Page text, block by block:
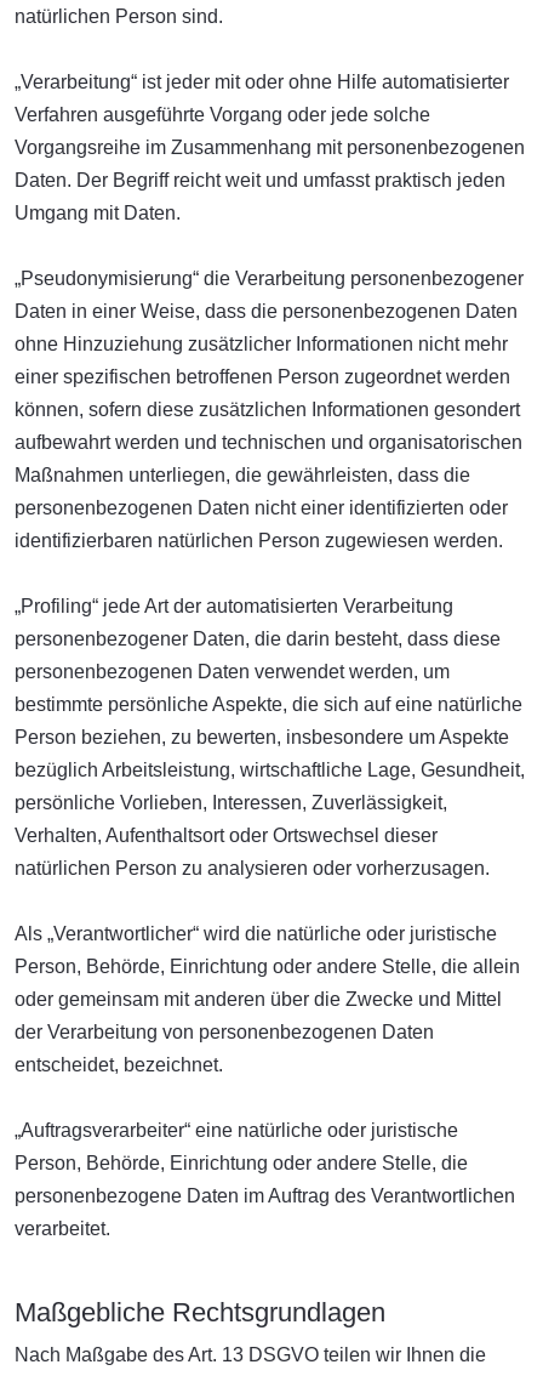
natürlichen Person sind.
„Verarbeitung“ ist jeder mit oder ohne Hilfe automatisierter
Verfahren ausgeführte Vorgang oder jede solche
Vorgangsreihe im Zusammenhang mit personenbezogenen
Daten. Der Begriff reicht weit und umfasst praktisch jeden
Umgang mit Daten.
„Pseudonymisierung“ die Verarbeitung personenbezogener
Daten in einer Weise, dass die personenbezogenen Daten
ohne Hinzuziehung zusätzlicher Informationen nicht mehr
einer spezifischen betroffenen Person zugeordnet werden
können, sofern diese zusätzlichen Informationen gesondert
aufbewahrt werden und technischen und organisatorischen
Maßnahmen unterliegen, die gewährleisten, dass die
personenbezogenen Daten nicht einer identifizierten oder
identifizierbaren natürlichen Person zugewiesen werden.
„Profiling“ jede Art der automatisierten Verarbeitung
personenbezogener Daten, die darin besteht, dass diese
personenbezogenen Daten verwendet werden, um
bestimmte persönliche Aspekte, die sich auf eine natürliche
Person beziehen, zu bewerten, insbesondere um Aspekte
bezüglich Arbeitsleistung, wirtschaftliche Lage, Gesundheit,
persönliche Vorlieben, Interessen, Zuverlässigkeit,
Verhalten, Aufenthaltsort oder Ortswechsel dieser
natürlichen Person zu analysieren oder vorherzusagen.
Als „Verantwortlicher“ wird die natürliche oder juristische
Person, Behörde, Einrichtung oder andere Stelle, die allein
oder gemeinsam mit anderen über die Zwecke und Mittel
der Verarbeitung von personenbezogenen Daten
entscheidet, bezeichnet.
„Auftragsverarbeiter“ eine natürliche oder juristische
Person, Behörde, Einrichtung oder andere Stelle, die
personenbezogene Daten im Auftrag des Verantwortlichen
verarbeitet.
Maßgebliche Rechtsgrundlagen
Nach Maßgabe des Art. 13 DSGVO teilen wir Ihnen die